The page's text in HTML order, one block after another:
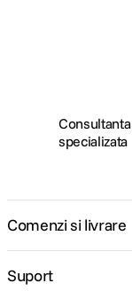
Consultanta
specializata
Comenzi si livrare
Suport